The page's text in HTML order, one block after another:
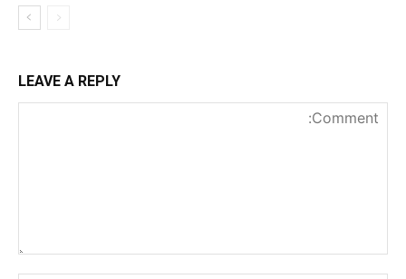
LEAVE A REPLY